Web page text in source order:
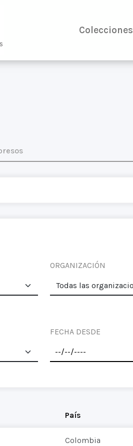
Colecciones
ORGANIZACIÓN
FECHA DESDE
País
Colombia